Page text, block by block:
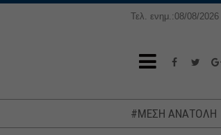
Τελ. ενημ.:08/08/
#ΜΕΣΗ ΑΝΑΤΟΛΗ